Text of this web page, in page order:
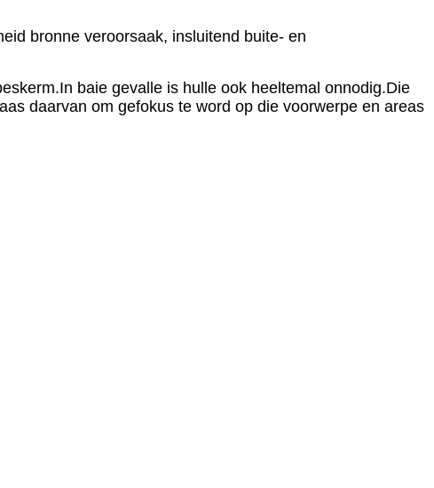
bronne veroorsaak, insluitend buite- en
baie gevalle is hulle ook heeltemal onnodig.Die
daarvan om gefokus te word op die voorwerpe en areas